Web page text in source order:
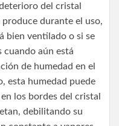
del cristal
durante el uso,
bien ventilado o si se
cuando aún está
de humedad en el
esta humedad puede
los bordes del cristal
debilitando su